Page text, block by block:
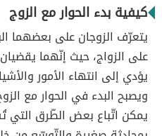
كيفية بدء الحوار مع الزوج
يتعرّف الزوجان على بعضهما
على الزواج، حيث إنّهما
يؤدي إلى انتهاء الأمور
ويصبح البدء في الحوار مع
يمكن اتّباع بعض الطّرق التي